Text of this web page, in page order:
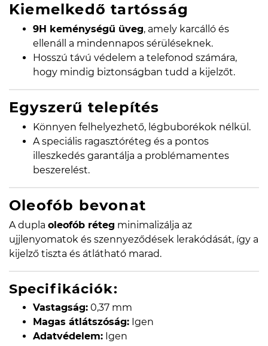
Kiemelkedő tartósság
9H keménységű üveg, amely karcálló és
ellenáll a mindennapos sérüléseknek.
Hosszú távú védelem a telefonod számára,
hogy mindig biztonságban tudd a kijelzőt.
Egyszerű telepítés
Könnyen felhelyezhető, légbuborékok nélkül.
A speciális ragasztóréteg és a pontos
illeszkedés garantálja a problémamentes
beszerelést.
Oleofób bevonat
A dupla oleofób réteg minimalizálja az
ujjlenyomatok és szennyeződések lerakódását, így a
kijelző tiszta és átlátható marad.
Specifikációk:
Vastagság: 0,37 mm
Magas átlátszóság: Igen
Adatvédelem: Igen